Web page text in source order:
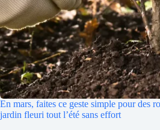
En mars, faites ce geste simple pour des
jardin fleuri tout l’été sans effort